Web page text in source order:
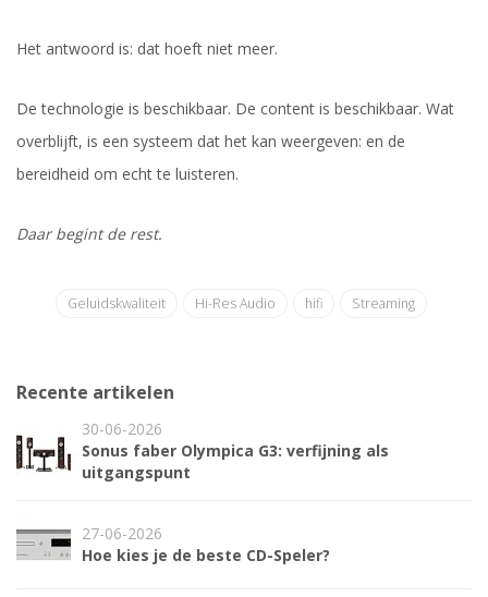
Het antwoord is: dat hoeft niet meer.
De technologie is beschikbaar. De content is beschikbaar. Wat
overblijft, is een systeem dat het kan weergeven: en de
bereidheid om echt te luisteren.
Daar begint de rest.
Geluidskwaliteit Hi-Res Audio hifi Streaming
Recente artikelen
30-06-2026
Sonus faber Olympica G3: verfijning als
uitgangspunt
27-06-2026
Hoe kies je de beste CD-Speler?